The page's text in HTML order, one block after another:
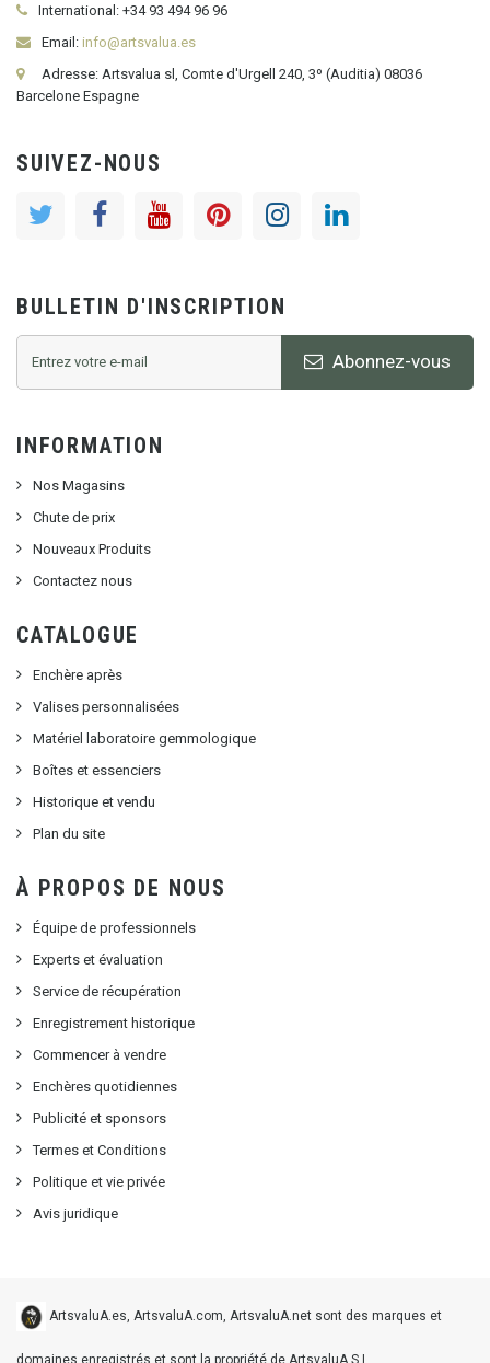
International: +34 93 494 96 96
Email: info@artsvalua.es
Adresse: Artsvalua sl, Comte d'Urgell 240, 3º (Auditia) 08036
Barcelone Espagne
SUIVEZ-NOUS
BULLETIN D'INSCRIPTION
Abonnez-vous
INFORMATION
Nos Magasins
Chute de prix
Nouveaux Produits
Contactez nous
CATALOGUE
Enchère après
Valises personnalisées
Matériel laboratoire gemmologique
Boîtes et essenciers
Historique et vendu
Plan du site
À PROPOS DE NOUS
Équipe de professionnels
Experts et évaluation
Service de récupération
Enregistrement historique
Commencer à vendre
Enchères quotidiennes
Publicité et sponsors
Termes et Conditions
Politique et vie privée
Avis juridique
ArtsvaluA.es, ArtsvaluA.com, ArtsvaluA.net sont des marques et
domaines enregistrés et sont la propriété de ArtsvaluA S.L